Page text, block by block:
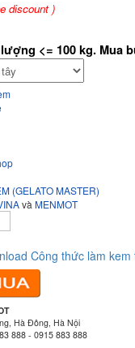
discount )
<= 100 kg. Mua
(GELATO MASTER)
và MENMOT
Công thức làm kem
Hà Đông, Hà Nội
888 - 0915 883 888